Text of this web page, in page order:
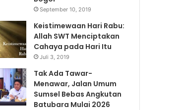
September 10, 2019
Keistimewaan Hari Rabu:
Allah SWT Menciptakan
Cahaya pada Hari Itu
Juli 3, 2019
Tak Ada Tawar-
Menawar, Jalan Umum
Sumsel Bebas Angkutan
Batubara Mulai 2026